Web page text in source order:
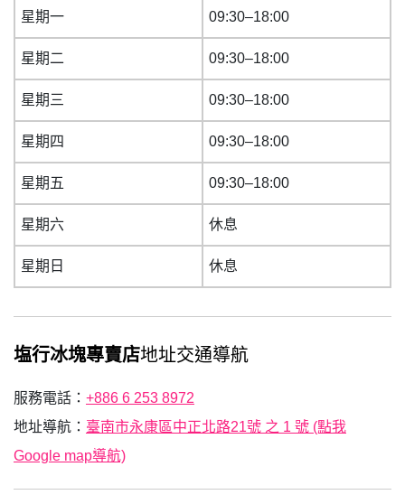
星期一 09:30–18:00
星期二 09:30–18:00
星期三 09:30–18:00
星期四 09:30–18:00
星期五 09:30–18:00
星期六 休息
星期日 休息
塩行冰塊專賣店地址交通導航
服務電話： +886 6 253 8972
地址導航： 臺南市永康區中正北路21號 之 1 號 (點我
Google map導航)